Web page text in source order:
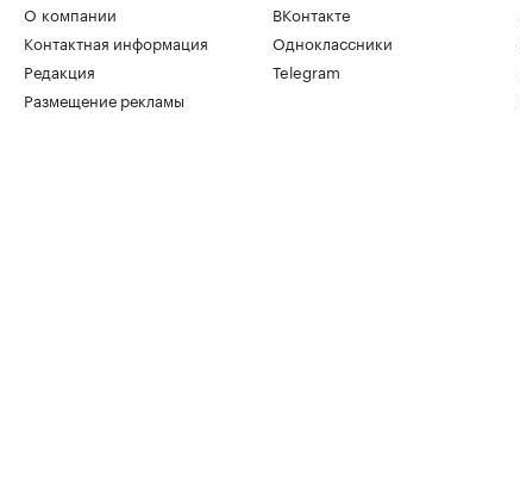
О компании
Контактная информация
Редакция
Размещение рекламы
ВКонтакте
Одноклассники
Telegram